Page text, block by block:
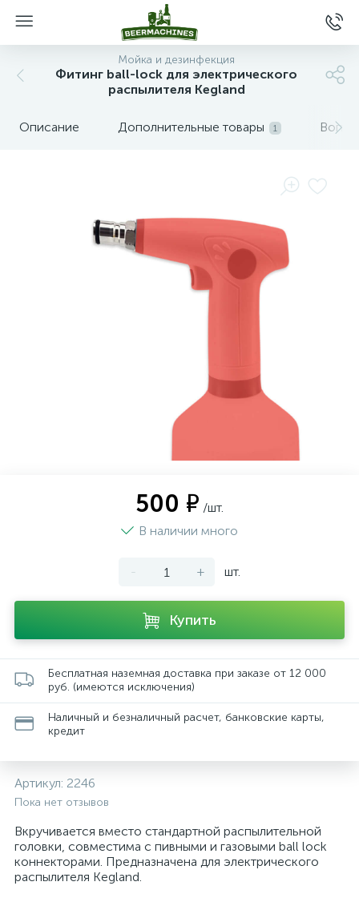
Мойка и дезинфекция
Фитинг ball-lock для электрического
распылителя Kegland
Описание Дополнительные товары 1
500 ₽ /шт.
В наличии много
- + шт.
Купить
Бесплатная наземная доставка при заказе от 12 000
руб. (имеются исключения)
Наличный и безналичный расчет, банковские карты,
кредит
Артикул: 2246
Пока нет отзывов
Вкручивается вместо стандартной распылительной
головки, совместима с пивными и газовыми ball lock
коннекторами. Предназначена для электрического
распылителя Kegland.